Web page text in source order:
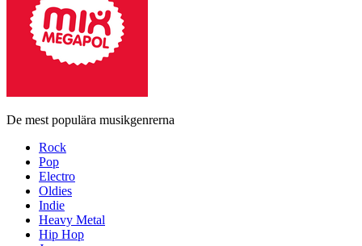
De mest populära musikgenrerna
Rock
Pop
Electro
Oldies
Indie
Heavy Metal
Hip Hop